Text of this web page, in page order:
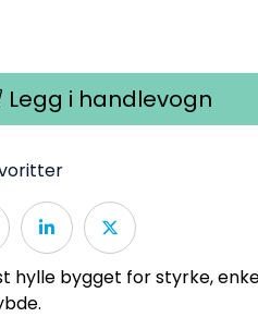
Legg i handlevogn
hylle bygget for styrke,